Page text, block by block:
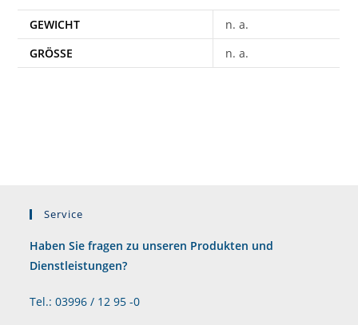
GEWICHT
n. a.
GRÖSSE
n. a.
Service
Haben Sie fragen zu unseren Produkten und
Dienstleistungen?
Tel.: 03996 / 12 95 -0